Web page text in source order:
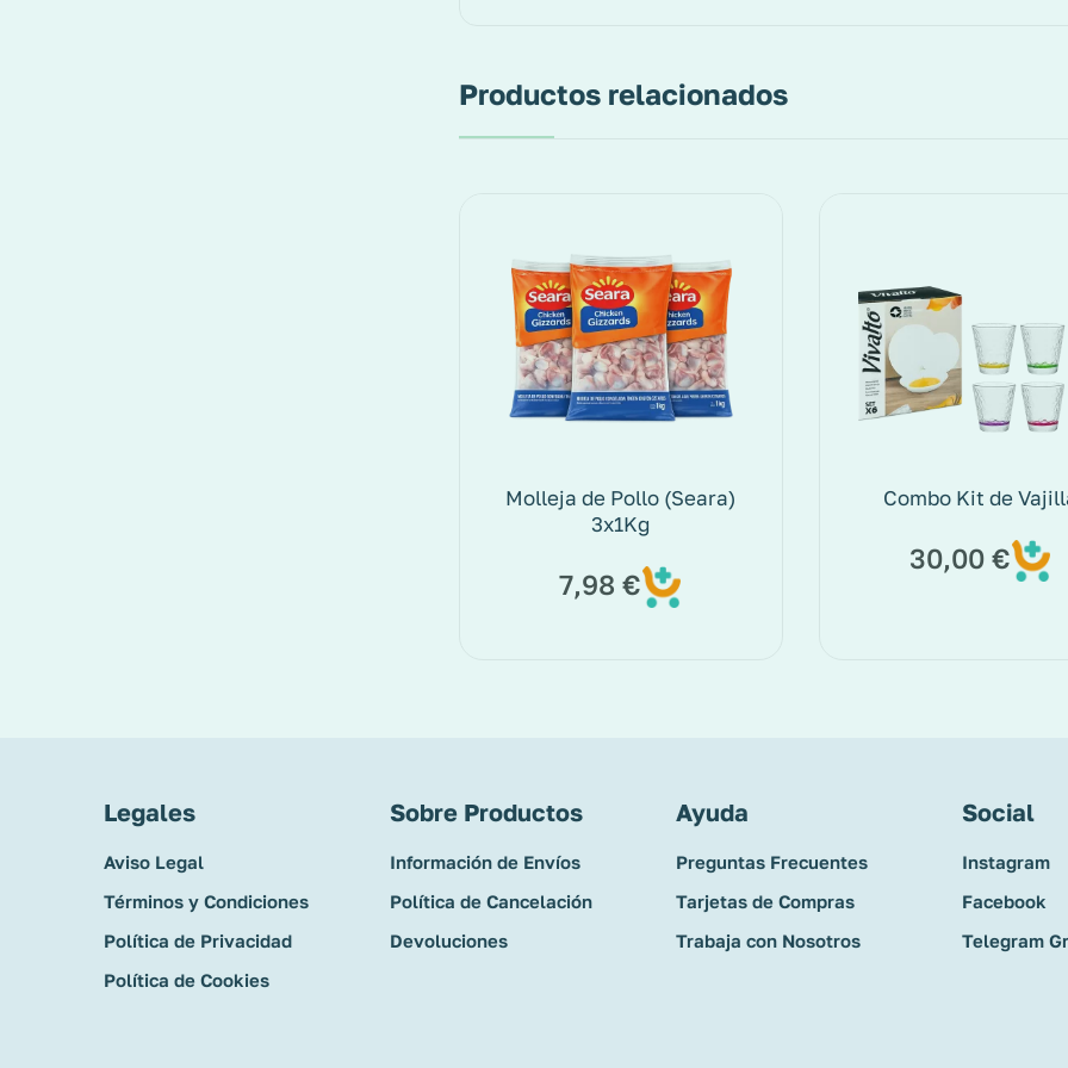
Productos relacionados
Molleja de Pollo (Seara)
3x1Kg
7,98€
Combo Kit de
30,00€
Legales
Aviso Legal
Términos y Condiciones
Política de Privacidad
Política de Cookies
Sobre Productos
Información de Envíos
Política de Cancelación
Devoluciones
Ayuda
Preguntas Frecuentes
Tarjetas de Compras
Trabaja con Nosotros
Social
Instagram
Facebook
Telegram